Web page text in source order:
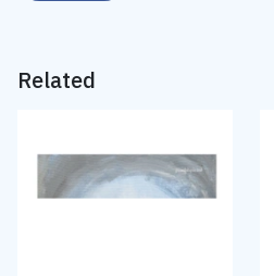
Related